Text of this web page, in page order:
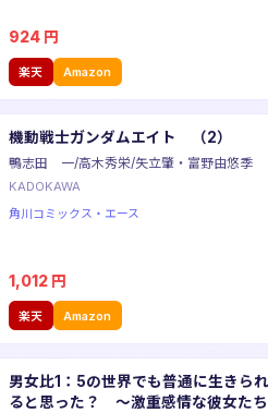
924 円
楽天 Amazon
機動戦士ガンダムエイト （2）
鴨志田 一/高木秀栄/矢立肇・富野由悠季
KADOKAWA
角川コミックス・エース
1,012 円
楽天 Amazon
男女比1：5の世界でも普通に生きられ
ると思った？ 〜激重感情な彼女たち